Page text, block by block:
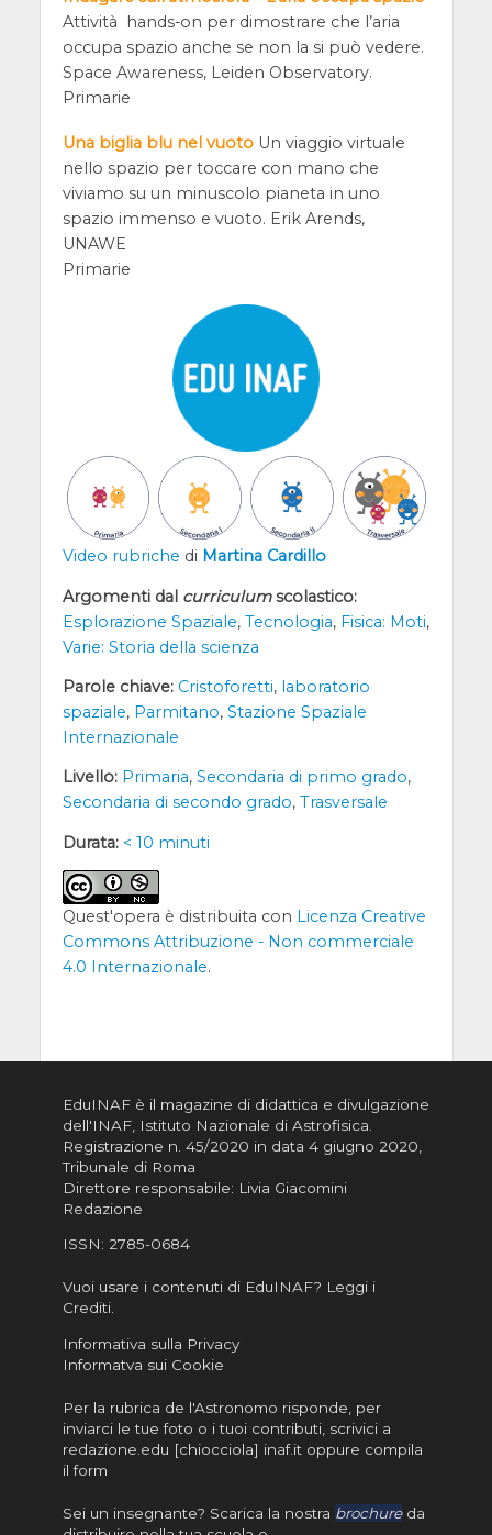
Attività hands-on per dimostrare che l’aria
occupa spazio anche se non la si può vedere.
Space Awareness, Leiden Observatory.
Primarie
Una biglia blu nel vuotoUn viaggio virtuale
nello spazio per toccare con mano che
viviamo su un minuscolo pianeta in uno
spazio immenso e vuoto. Erik Arends,
UNAWE
Primarie
Video rubriche di Martina Cardillo
Argomenti dal curriculumscolastico:
Esplorazione Spaziale, Tecnologia, Fisica: Moti,
Varie: Storia della scienza
Parole chiave: Cristoforetti, laboratorio
spaziale, Parmitano, Stazione Spaziale
Internazionale
Livello: Primaria, Secondaria di primo grado,
Secondaria di secondo grado, Trasversale
Durata: < 10 minuti
Quest'opera è distribuita con Licenza Creative
Commons Attribuzione - Non commerciale
4.0 Internazionale.
EduINAF è il magazine di didattica e divulgazione
dell'INAF, Istituto Nazionale di Astrofisica
Registrazione n. 45/2020 in data 4 giugno 2020,
Tribunale di Roma
Direttore responsabile: Livia Giacomini
Redazione
ISSN: 2785-0684
Vuoi usare i contenuti di EduINAF? Leggi i
Crediti.
Informativa sulla Privacy
Informatva sui Cookie
Per la rubrica de l'Astronomo risponde, per
inviarci le tue foto o i tuoi contributi, scrivici a
redazione.edu [chiocciola] inaf.it oppure compila
il form
Sei un insegnante? Scarica la nostra brochureda